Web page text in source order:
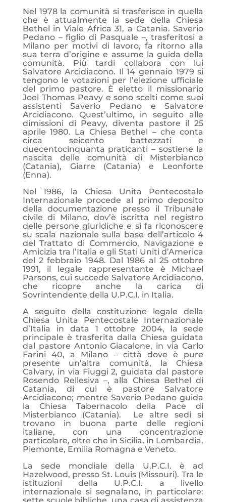
Nel 1978 la comunità si trasferisce in quella
che è attualmente la sede della Chiesa
Bethel in Viale Africa 31, a Catania. Saverio
Pedano – figlio di Pasquale –, trasferitosi a
Milano per motivi di lavoro, fa ritorno alla
sua terra d’origine e assume la guida della
comunità. Più tardi collabora con lui
Salvatore Arcidiacono. Il 14 gennaio 1979 si
tengono le votazioni per l’elezione ufficiale
del primo pastore. È eletto il missionario
Joel Thomas Peavy e sono scelti come suoi
assistenti Saverio Pedano e Salvatore
Arcidiacono. Quest’ultimo, in seguito alle
dimissioni di Peavy, diventa pastore il 25
aprile 1980. La Chiesa Bethel – che conta
circa seicento battezzati e
duecentocinquanta praticanti – sostiene la
nascita delle comunità di Misterbianco
(Catania), Giarre (Catania) e Leonforte
(Enna).
Nel 1986, la Chiesa Unita Pentecostale
Internazionale procede al primo deposito
della documentazione presso il Tribunale
civile di Milano, dov’è iscritta nel registro
delle persone giuridiche e si fa riconoscere
su scala nazionale sulla base dell’articolo 4
del Trattato di Commercio, Navigazione e
Amicizia tra l’Italia e gli Stati Uniti d’America
del 2 febbraio 1948. Dal 1986 al 25 ottobre
1991, il legale rappresentante è Michael
Parsons, cui succede Salvatore Arcidiacono,
che ricopre anche la carica di
Sovrintendente della U.P.C.I. in Italia.
A seguito della costituzione legale della
Chiesa Unita Pentecostale Internazionale
d’Italia in data 1 ottobre 2004, la sede
principale è trasferita dalla Chiesa guidata
dal pastore Antonio Giacalone, in via Carlo
Farini 40, a Milano – città dove è pure
presente un’altra comunità, la Chiesa
Calvary, in via Fiuggi 2, guidata dal pastore
Rosendo Rellesiva –, alla Chiesa Bethel di
Catania, di cui è pastore Salvatore
Arcidiacono; mentre Saverio Pedano guida
la Chiesa Tabernacolo della Pace di
Misterbianco (Catania). Le altre sedi si
trovano in buona parte delle regioni
italiane, con una concentrazione
particolare, oltre che in Sicilia, in Lombardia,
Piemonte, Emilia Romagna e Veneto.
La sede mondiale della U.P.C.I. è ad
Hazelwood, presso St. Louis (Missouri). Tra le
istituzioni della U.P.C.I. a livello
internazionale si segnalano, in particolare: